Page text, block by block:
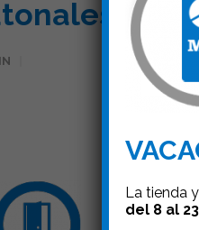
La tienda
del 8 al